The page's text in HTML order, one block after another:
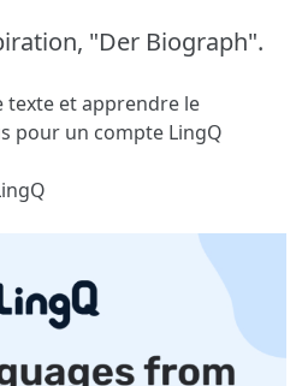
"Der Biograph".
texte et apprendre le
pour un compte LingQ